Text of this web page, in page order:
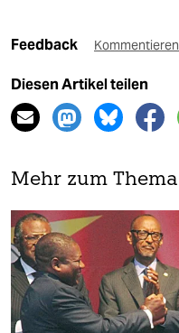
Feedback Kommentieren
Diesen Artikel teilen
Mehr zum Thema